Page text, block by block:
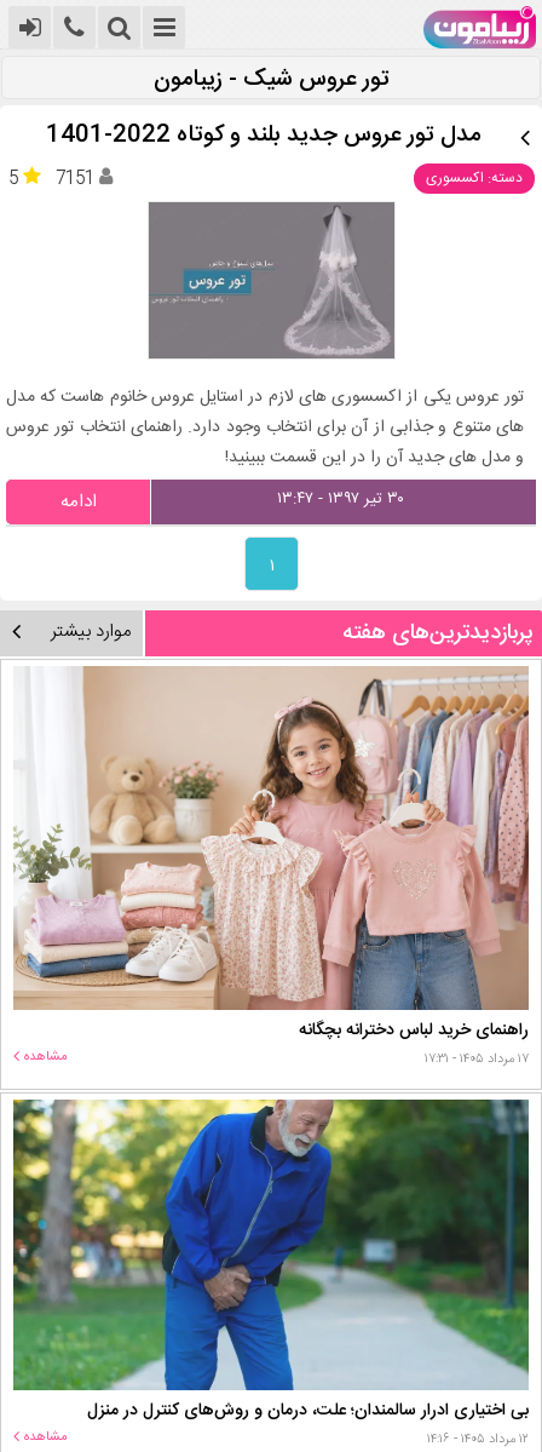
تور عروس شیک - زیبامون
مدل تور عروس جدید بلند و کوتاه 2022-1401
دسته: اکسسوری 5 7151
تور عروس یکی از اکسسوری های لازم در استایل عروس خانوم هاست که مدل
های متنوع و جذابی از آن برای انتخاب وجود دارد. راهنمای انتخاب تور عروس
و مدل های جدید آن را در این قسمت ببینید!
۳۰ تیر ۱۳۹۷ - ۱۳:۴۷ ادامه
۱
پربازدیدترین‌های هفته موارد بیشتر
راهنمای خرید لباس دخترانه بچگانه
۱۷ مرداد ۱۴۰۵ - ۱۷:۳۱ مشاهده
بی اختیاری ادرار سالمندان؛ علت، درمان و روش‌های کنترل در منزل
۱۲ مرداد ۱۴۰۵ - ۱۴:۱۶ مشاهده